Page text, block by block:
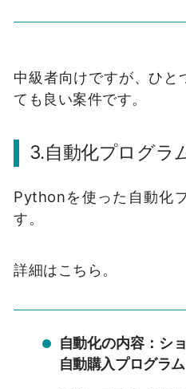
中級者向けですが、ひと
ても良い案件です。
3.自動化プログラ
Pythonを使った自動化
す。
詳細はこちら。
自動化の内容：シ
自動購入プログラム